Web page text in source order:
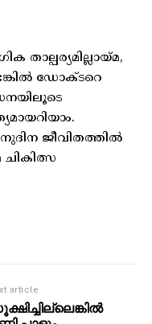
ഡോക്ടറെ
ജീവിതത്തിൽ
article